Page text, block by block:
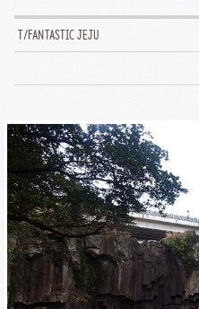
T/FANTASTIC JEJU